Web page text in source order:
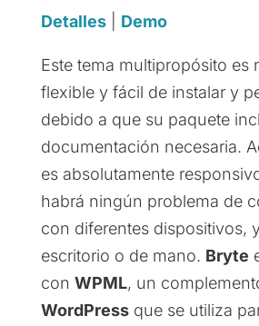
Detalles| Demo
Este tema multipropósito es
flexible y fácil de instalar y
debido a que su paquete
documentación necesaria.
es absolutamente
habrá ningún problema de
con diferentes dispositivos,
escritorio o de mano. Bryte
con WPML, un
WordPressque se utiliza